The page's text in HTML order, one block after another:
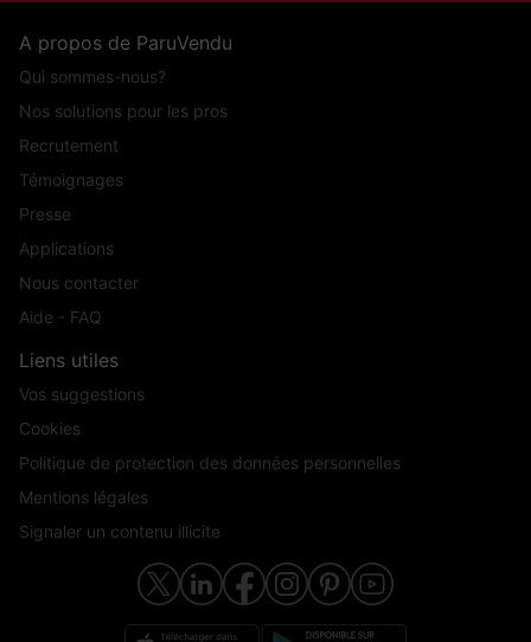
A propos de ParuVendu
Qui sommes-nous?
Nos solutions pour les pros
Recrutement
Témoignages
Presse
Applications
Nous contacter
Aide - FAQ
Liens utiles
Vos suggestions
Cookies
Politique de protection des données personnelles
Mentions légales
Signaler un contenu illicite